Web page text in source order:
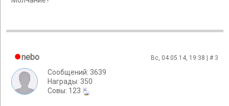
nebo Вс, 04.05.14, 19:38 | # 3
Сообщений: 3639
Награды: 350
Cовы: 123